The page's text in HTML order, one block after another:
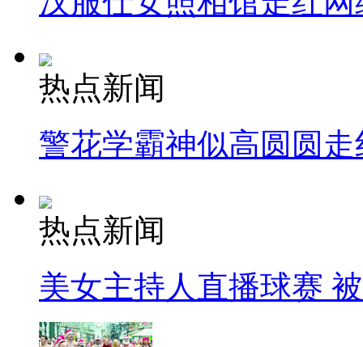
热点新闻
警花学霸神似高圆圆走
热点新闻
美女主持人直播球赛